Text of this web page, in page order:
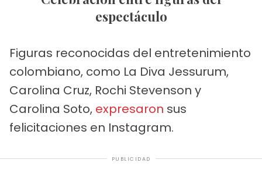
espectáculo
Figuras reconocidas del entretenimiento
colombiano, como La Diva Jessurum,
Carolina Cruz, Rochi Stevenson y
Carolina Soto, expresaron sus
felicitaciones en Instagram.
PUBLICIDAD